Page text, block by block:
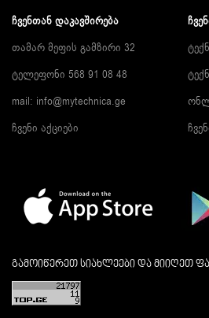
ᲩᲕᲔᲜᲗᲐᲜ ᲓᲐᲙᲐᲕᲨᲘᲠᲔᲑᲐ
თამარ მეფის გამზირი 32
ტელეფონი 568 91 08 48
mail: info@mytechnica.ge
ჩვენი აქციები
გამოიწერეთ სიახლეები და მიიღეთ